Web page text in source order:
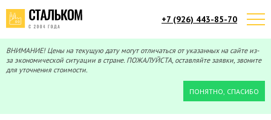
+7 (926) 443-85-70
ВНИМАНИЕ! Цены на текущую дату могут отличаться от указанных на сайте из-
за экономической ситуации в стране. ПОЖАЛУЙСТА, оставляйте заявки, звоните
для уточнения стоимости.
ПОНЯТНО, СПАСИБО
Telegram
Max